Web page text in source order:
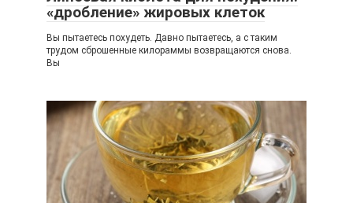
«дробление» жировых клеток
Вы пытаетесь похудеть. Давно пытаетесь, а с таким
трудом сброшенные килораммы возвращаются снова.
Вы